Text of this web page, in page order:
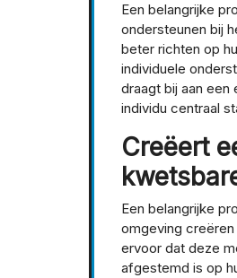
Een belangrijke
ondersteunen bij
beter richten op
individuele
draagt bij aan
individu centraal
Creëert
Een belangrijke
omgeving
ervoor dat deze
afgestemd is op